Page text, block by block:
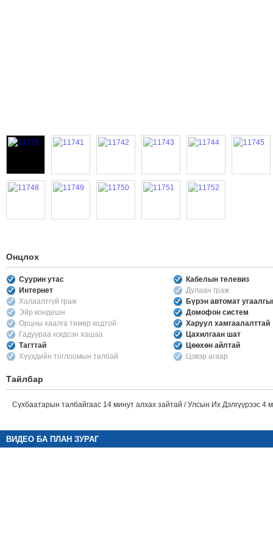
Онцлох
Суурин утас
Кабелын телевиз
Интернет
Дулаан граж
Халаалтгүй граж
Бүрэн автомат
Эйр кондешн
Домофон систем
Орцны хаалга төмөр кодтой
Харуул хамгаалалттай
Гадуураа нэгдсэн хашаа
Цахилгаан шат
Тагттай
Цөөхөн айлтай
Хүүхдийн тоглоомын талбай
Цэвэр агаар
Тайлбар
Сүхбаатарын талбайгаас 14 минут алхах зайтай / Улсын Их Дэлгүүрээс 4
ВИДЕО БА ПЛАН ЗУРАГ